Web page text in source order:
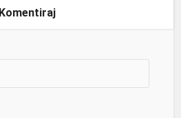
Komentiraj